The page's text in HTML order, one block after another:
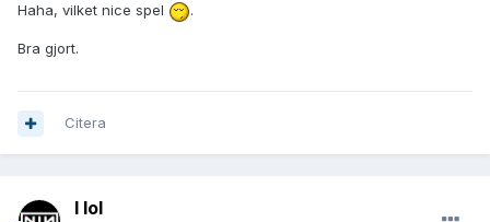
Haha, vilket nice spel .
Bra gjort.
Citera
I lol